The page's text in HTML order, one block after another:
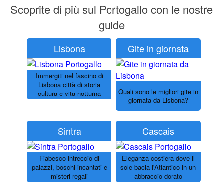
Scoprite di più sul Portogallo con le nostre
guide
Lisbona
Immergiti nel fascino di
Lisbona città di storia
cultura e vita notturna
Gite in giornata
Quali sono le migliori gite in
giornata da Lisbona?
Sintra
Fiabesco intreccio di
palazzi, boschi incantati e
misteri regali
Cascais
Eleganza costiera dove il
sole bacia l'Atlantico in un
abbraccio dorato